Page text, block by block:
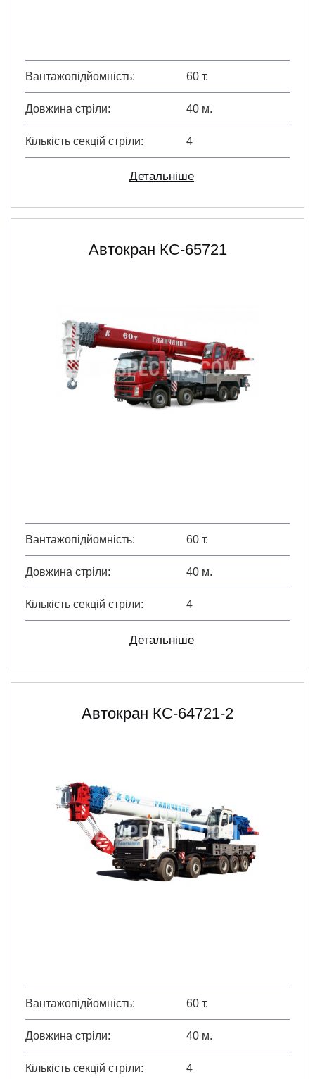
Вантажопідйомність 60 т.
Довжина стріли 40 м.
Кількість секцій стріли 4
Детальніше
Автокран КС-65721
Вантажопідйомність 60 т.
Довжина стріли 40 м.
Кількість секцій стріли 4
Детальніше
Автокран КС-64721-2
Вантажопідйомність 60 т.
Довжина стріли 40 м.
Кількість секцій стріли 4